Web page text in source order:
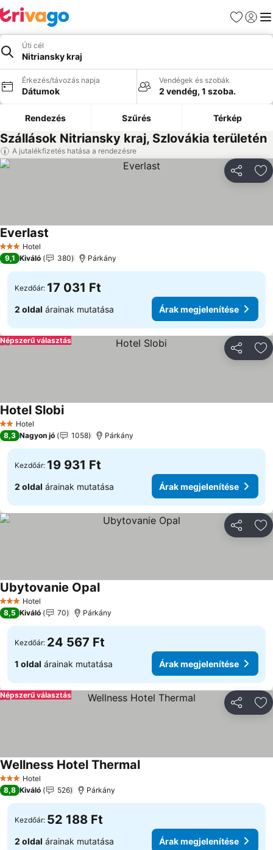
Kedvencek
Úti cél
Nitriansky kraj
Érkezés/távozás napja
Dátumok
Vendégek és szobák
2 vendég, 1 szoba.
Rendezés Szűrés Térkép
Szállások Nitriansky kraj, Szlovákia területén
A jutalékfizetés hatása a rendezésre
3 Kategória
Hotel
Everlast
9,1 Kiváló 380 Párkány
Kezdőár: 17 031 Ft
2 oldal árainak mutatása Árak megjelenítése
Népszerű választás
2 Kategória
Hotel
Hotel Slobi
8,3 Nagyon jó 1058 Párkány
Kezdőár: 19 931 Ft
2 oldal árainak mutatása Árak megjelenítése
3 Kategória
Hotel
Ubytovanie Opal
8,5 Kiváló 70 Párkány
Kezdőár: 24 567 Ft
1 oldal árainak mutatása Árak megjelenítése
Népszerű választás
3 Kategória
Hotel
Wellness Hotel Thermal
8,8 Kiváló 526 Párkány
Kezdőár: 52 188 Ft
2 oldal árainak mutatása Árak megjelenítése